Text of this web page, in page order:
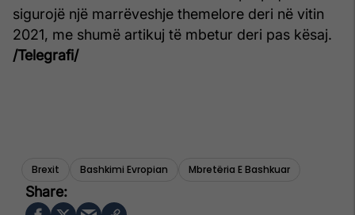
sigurojë një marrëveshje themelore deri në vitin
2021, me shumë artikuj të mbetur deri pas kësaj.
/Telegrafi/
Brexit Bashkimi Evropian Mbretëria E Bashkuar